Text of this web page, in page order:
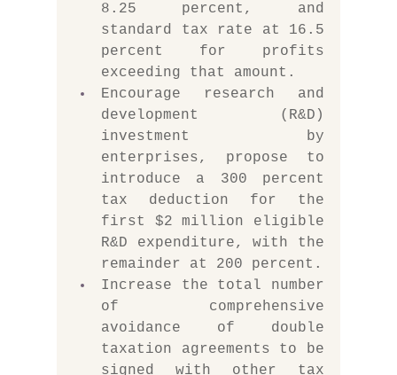
8.25 percent, and
standard tax rate at 16.5
percent for profits
exceeding that amount.
Encourage research and
development (R&D)
investment by
enterprises, propose to
introduce a 300 percent
tax deduction for the
first $2 million eligible
R&D expenditure, with the
Increase the total number
of comprehensive
avoidance of double
taxation agreements to be
signed with other tax